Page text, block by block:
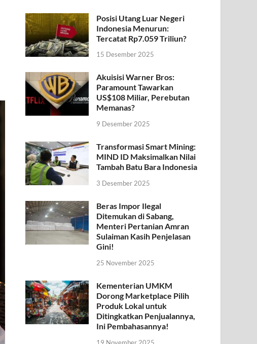
Posisi Utang Luar Negeri
Indonesia Menurun:
Tercatat Rp7.059 Triliun?
15 Desember 2025
Akuisisi Warner Bros:
Paramount Tawarkan
US$108 Miliar, Perebutan
Memanas?
9 Desember 2025
Transformasi Smart Mining:
MIND ID Maksimalkan Nilai
Tambah Batu Bara Indonesia
3 Desember 2025
Beras Impor Ilegal
Ditemukan di Sabang,
Menteri Pertanian Amran
Sulaiman Kasih Penjelasan
Gini!
25 November 2025
Kementerian UMKM
Dorong Marketplace Pilih
Produk Lokal untuk
Ditingkatkan Penjualannya,
Ini Pembahasannya!
19 November 2025